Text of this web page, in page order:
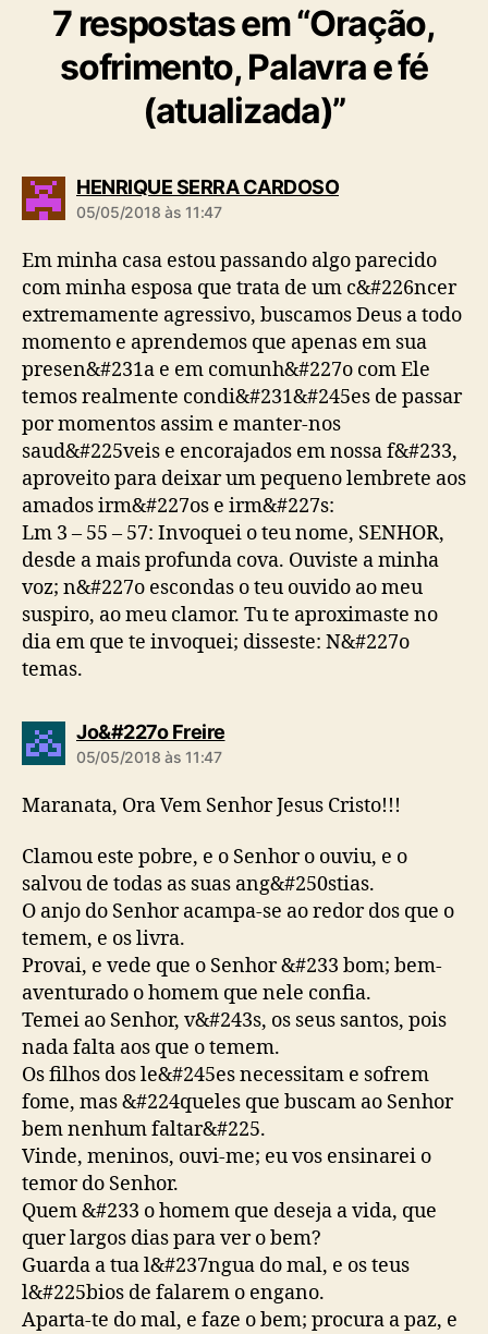
7 respostas em “Oração,
sofrimento, Palavra e fé
(atualizada)”
HENRIQUE SERRA CARDOSOd
05/05/2018 às 11:47
Em minha casa estou passando algo parecido
com minha esposa que trata de um c&#226ncer
extremamente agressivo, buscamos Deus a todo
momento e aprendemos que apenas em sua
presen&#231a e em comunh&#227o com Ele
temos realmente condi&#231&#245es de passar
por momentos assim e manter-nos
saud&#225veis e encorajados em nossa f&#233,
aproveito para deixar um pequeno lembrete aos
amados irm&#227os e irm&#227s:
Lm 3 – 55 – 57: Invoquei o teu nome, SENHOR,
desde a mais profunda cova. Ouviste a minha
voz; n&#227o escondas o teu ouvido ao meu
suspiro, ao meu clamor. Tu te aproximaste no
dia em que te invoquei; disseste: N&#227o
temas.
Jo&#227o Freired
05/05/2018 às 11:47
Maranata, Ora Vem Senhor Jesus Cristo!!!
Clamou este pobre, e o Senhor o ouviu, e o
salvou de todas as suas ang&#250stias.
O anjo do Senhor acampa-se ao redor dos que o
temem, e os livra.
Provai, e vede que o Senhor &#233 bom; bem-
aventurado o homem que nele confia.
Temei ao Senhor, v&#243s, os seus santos, pois
nada falta aos que o temem.
Os filhos dos le&#245es necessitam e sofrem
fome, mas &#224queles que buscam ao Senhor
bem nenhum faltar&#225.
Vinde, meninos, ouvi-me; eu vos ensinarei o
temor do Senhor.
Quem &#233 o homem que deseja a vida, que
quer largos dias para ver o bem?
Guarda a tua l&#237ngua do mal, e os teus
l&#225bios de falarem o engano.
Aparta-te do mal, e faze o bem; procura a paz, e